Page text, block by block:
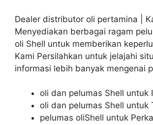
Dealer distributor oli pertamina |
Menyediakan berbagai ragam
oli Shell untuk memberikan
Kami Persilahkan untuk jelajahi
informasi lebih banyak mengenai
oli dan pelumas Shell untuk
oli dan pelumas Shell untuk
pelumas oliShell untuk